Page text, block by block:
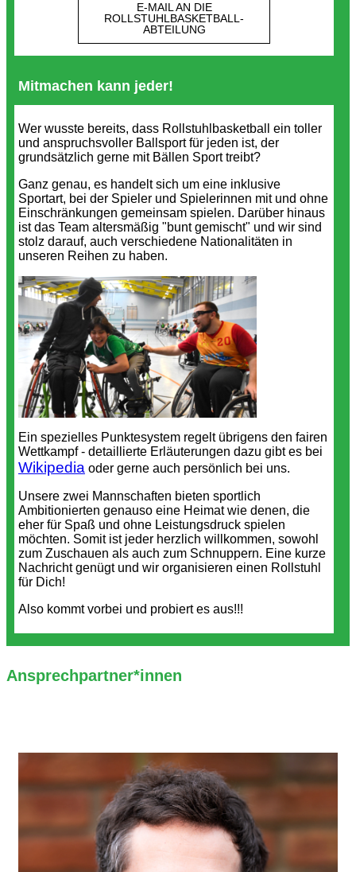
E-MAIL AN DIE
ROLLSTUHLBASKETBALL-
ABTEILUNG
Mitmachen kann jeder!
Wer wusste bereits, dass Rollstuhlbasketball ein toller
und anspruchsvoller Ballsport für jeden ist, der
grundsätzlich gerne mit Bällen Sport treibt?
Ganz genau, es handelt sich um eine inklusive
Sportart, bei der Spieler und Spielerinnen mit und ohne
Einschränkungen gemeinsam spielen. Darüber hinaus
ist das Team altersmäßig "bunt gemischt" und wir sind
stolz darauf, auch verschiedene Nationalitäten in
unseren Reihen zu haben.
Ein spezielles Punktesystem regelt übrigens den fairen
Wettkampf - detaillierte Erläuterungen dazu gibt es bei
Wikipedia oder gerne auch persönlich bei uns.
Unsere zwei Mannschaften bieten sportlich
Ambitionierten genauso eine Heimat wie denen, die
eher für Spaß und ohne Leistungsdruck spielen
möchten. Somit ist jeder herzlich willkommen, sowohl
zum Zuschauen als auch zum Schnuppern. Eine kurze
Nachricht genügt und wir organisieren einen Rollstuhl
für Dich!
Also kommt vorbei und probiert es aus!!!
Ansprechpartner*innen